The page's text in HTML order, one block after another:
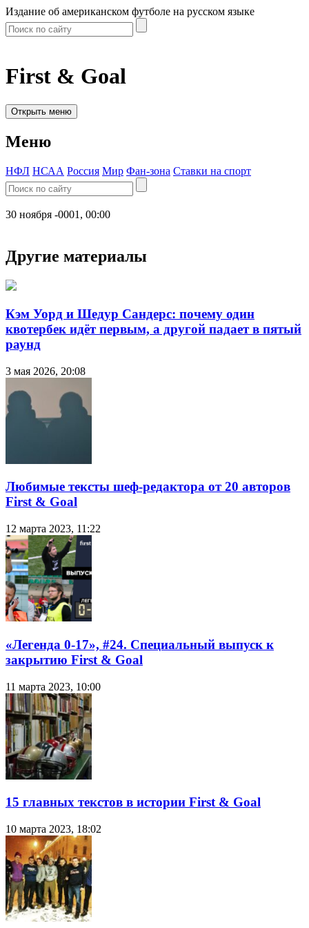
Издание об американском футболе на русском языке
First & Goal
Открыть меню
Меню
НФЛ НСАА Россия Мир Фан-зона Ставки на спорт
30 ноября -0001, 00:00
Другие материалы
Кэм Уорд и Шедур Сандерс: почему один
квотербек идёт первым, а другой падает в пятый
раунд
3 мая 2026, 20:08
Любимые тексты шеф-редактора от 20 авторов
First & Goal
12 марта 2023, 11:22
«Легенда 0-17», #24. Специальный выпуск к
закрытию First & Goal
11 марта 2023, 10:00
15 главных текстов в истории First & Goal
10 марта 2023, 18:02